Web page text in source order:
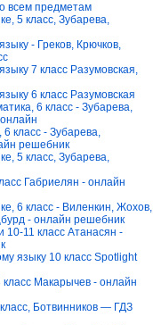
всем предметам
5 класс, Зубарева,
- Греков, Крючков,
7 класс Разумовская,
6 класс Разумовская
6 класс - Зубарева,
6 класс - Зубарева,
решебник
5 класс, Зубарева,
Габриелян - онлайн
6 класс - Виленкин, Жохов,
- онлайн решебник
10-11 класс Атанасян -
языку 10 класс Spotlight
класс Макарычев - онлайн
Ботвинников — ГДЗ